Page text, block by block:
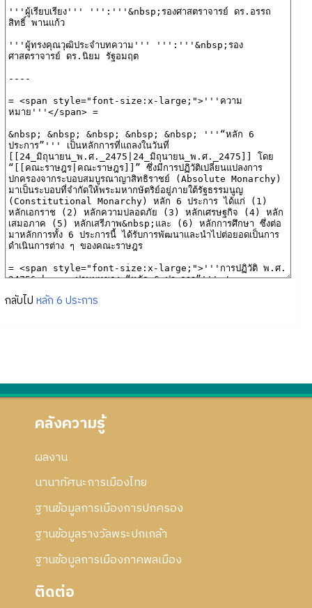
กลับไป หลัก 6 ประการ
คลังความรู้
ผลงาน
นานาทัศนะการเมืองไทย
ฐานข้อมูลการเมืองการปกครอง
ฐานข้อมูลรางวัลพระปกเกล้า
ฐานข้อมูลการเมืองภาคพลเมือง
ติดต่อ